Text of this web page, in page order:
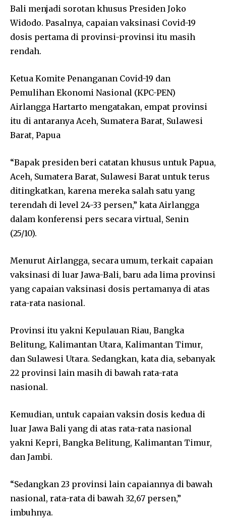
Bali menjadi sorotan khusus Presiden Joko
Widodo. Pasalnya, capaian vaksinasi Covid-19
dosis pertama di provinsi-provinsi itu masih
rendah.
Ketua Komite Penanganan Covid-19 dan
Pemulihan Ekonomi Nasional (KPC-PEN)
Airlangga Hartarto mengatakan, empat provinsi
itu di antaranya Aceh, Sumatera Barat, Sulawesi
Barat, Papua
“Bapak presiden beri catatan khusus untuk Papua,
Aceh, Sumatera Barat, Sulawesi Barat untuk terus
ditingkatkan, karena mereka salah satu yang
terendah di level 24-33 persen,” kata Airlangga
dalam konferensi pers secara virtual, Senin
(25/10).
Menurut Airlangga, secara umum, terkait capaian
vaksinasi di luar Jawa-Bali, baru ada lima provinsi
yang capaian vaksinasi dosis pertamanya di atas
rata-rata nasional.
Provinsi itu yakni Kepulauan Riau, Bangka
Belitung, Kalimantan Utara, Kalimantan Timur,
dan Sulawesi Utara. Sedangkan, kata dia, sebanyak
22 provinsi lain masih di bawah rata-rata
nasional.
Kemudian, untuk capaian vaksin dosis kedua di
luar Jawa Bali yang di atas rata-rata nasional
yakni Kepri, Bangka Belitung, Kalimantan Timur,
dan Jambi.
“Sedangkan 23 provinsi lain capaiannya di bawah
nasional, rata-rata di bawah 32,67 persen,”
imbuhnya.